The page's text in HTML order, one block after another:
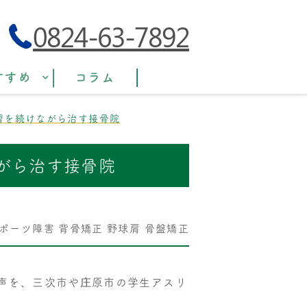
0824-63-7892
すめ コラム
を続けながら治す接骨院
ら治す接骨院
ーツ障害 背骨矯正 野球肩 骨盤矯正
、三次市や庄原市の学生アスリ